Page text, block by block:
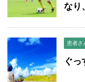
なり
患者さ
ぐ